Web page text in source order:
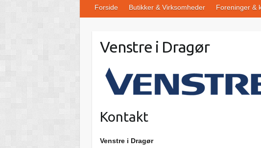
Forside Butikker & Virksomheder Foreninger &
Venstre i Dragør
Kontakt
Venstre i Dragør